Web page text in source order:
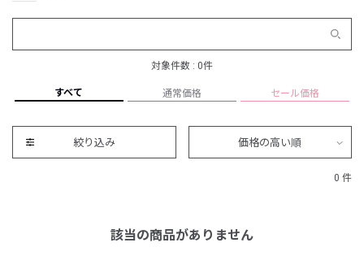
対象件数 : 0件
すべて 通常価格 セール価格
絞り込み 価格の高い順
0 件
該当の商品がありません